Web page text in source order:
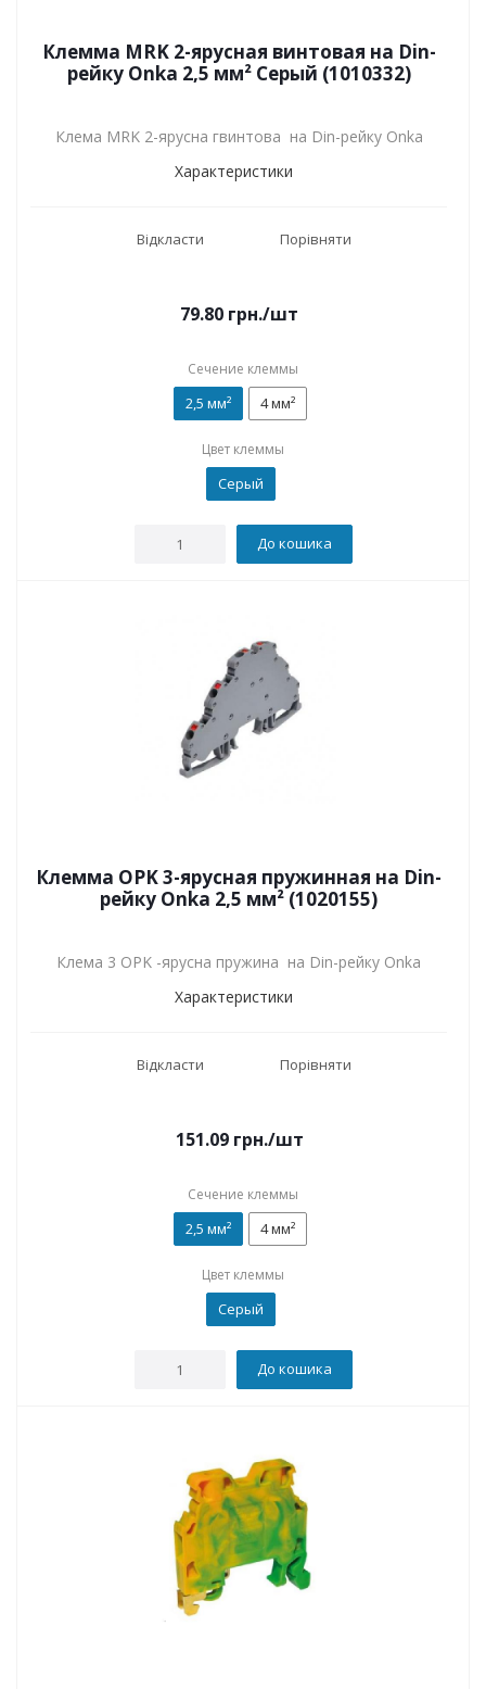
Клемма MRK 2-ярусная винтовая на Din-
рейку Onka 2,5 мм² Серый (1010332)
Клема MRK 2-ярусна гвинтова на Din-рейку Onka
Характеристики
Відкласти Порівняти
79.80 грн./шт
Сечение клеммы
2,5 мм² 4 мм²
Цвет клеммы
Серый
До кошика
Клемма OPK 3-ярусная пружинная на Din-
рейку Onka 2,5 мм² (1020155)
Клема 3 OPK -ярусна пружина на Din-рейку Onka
Характеристики
Відкласти Порівняти
151.09грн./шт
Сечение клеммы
2,5 мм² 4 мм²
Цвет клеммы
Серый
До кошика